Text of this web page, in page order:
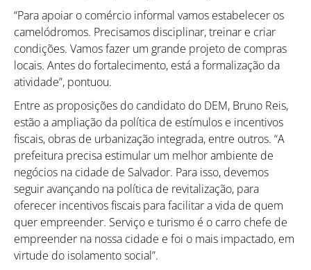
Como utilizar
“Para apoiar o comércio informal vamos estabelecer os
camelódromos. Precisamos disciplinar, treinar e criar
condições. Vamos fazer um grande projeto de compras
locais. Antes do fortalecimento, está a formalização da
atividade”, pontuou.
Entre as proposições do candidato do DEM, Bruno Reis,
estão a ampliação da política de estímulos e incentivos
fiscais, obras de urbanização integrada, entre outros. “A
prefeitura precisa estimular um melhor ambiente de
negócios na cidade de Salvador. Para isso, devemos
seguir avançando na política de revitalização, para
oferecer incentivos fiscais para facilitar a vida de quem
quer empreender. Serviço e turismo é o carro chefe de
empreender na nossa cidade e foi o mais impactado, em
virtude do isolamento social”.